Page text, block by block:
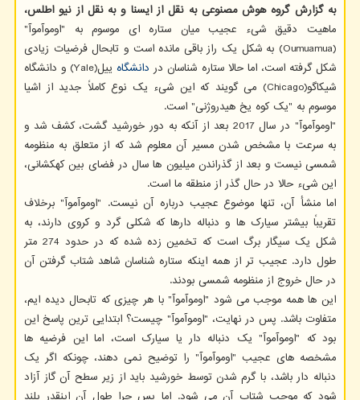
به گزارش گروه هوش مصنوعی به نقل از ایسنا و به نقل از نیو اطلس،
ماهیت دقیق شیء عجیب میان ستاره ای موسوم به "اوموآموآ"
(Oumuamua) به شکل یک راز باقی مانده است و تابحال فرضیات زیادی
شکل گرفته است، اما حالا ستاره شناسان در دانشگاه
ییل(Yale) و دانشگاه
شیکاگو(Chicago) می گویند که این شیء یک نوع کاملاً جدید از اشیا
موسوم به "یک کوه یخ هیدروژنی" است.
"اوموآموآ" در سال 2017 بعد از آنکه به دور خورشید گشت، کشف شد و
به سرعت با مشخص شدن مسیر آن معلوم شد که از متعلق به منظومه
شمسی نیست و بعد از گذراندن میلیون ها سال در فضای بین کهکشانی،
این شیء حالا در حال گذر از منطقه ما است.
اما منشأ آن، تنها موضوع عجیب درباره آن نیست. "اوموآموآ" برخلاف
تقریباً بیشتر سیارک ها و دنباله دارها که شکلی گرد و کروی دارند، به
شکل یک سیگار برگ است که تخمین زده شده که در حدود 274 متر
طول دارد. عجیب تر از همه اینکه ستاره شناسان شاهد شتاب گرفتن آن
در حال خروج از منظومه شمسی بودند.
این ها همه موجب می شود "اوموآموآ" با هر چیزی که تابحال دیده ایم،
متفاوت باشد. پس در نهایت، "اوموآموآ" چیست؟ ابتدایی ترین پاسخ این
بود که "اوموآموآ" یک دنباله دار یا سیارک است، اما این فرضیه ها
مشخصه های عجیب "اوموآموآ" را توضیح نمی دهند، چونکه اگر یک
دنباله دار باشد، با گرم شدن توسط خورشید باید از زیر سطح آن گاز آزاد